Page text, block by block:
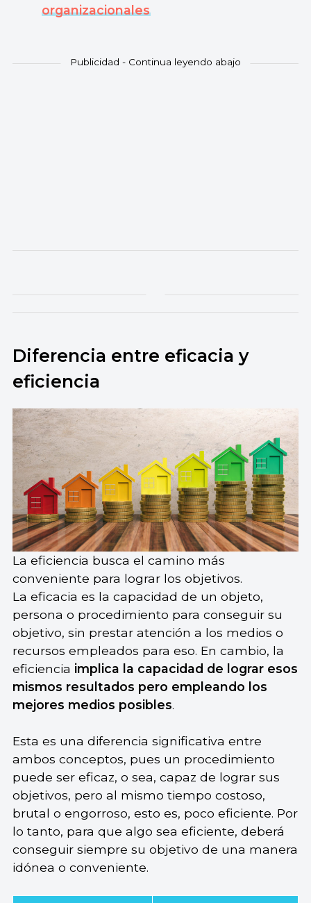
organizacionales
Diferencia entre eficacia y
eficiencia
La eficiencia busca el camino más
conveniente para lograr los objetivos.
La eficacia es la capacidad de un objeto,
persona o procedimiento para conseguir su
objetivo, sin prestar atención a los medios o
recursos empleados para eso. En cambio, la
eficiencia implica la capacidad de lograr esos
mismos resultados pero empleando los
mejores medios posibles.
Esta es una diferencia significativa entre
ambos conceptos, pues un procedimiento
puede ser eficaz, o sea, capaz de lograr sus
objetivos, pero al mismo tiempo costoso,
brutal o engorroso, esto es, poco eficiente. Por
lo tanto, para que algo sea eficiente, deberá
conseguir siempre su objetivo de una manera
idónea o conveniente.